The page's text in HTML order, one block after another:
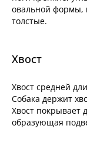
овальной формы,
толстые.
Хвост
Хвост средней
Собака держит
Хвост покрывает
образующая